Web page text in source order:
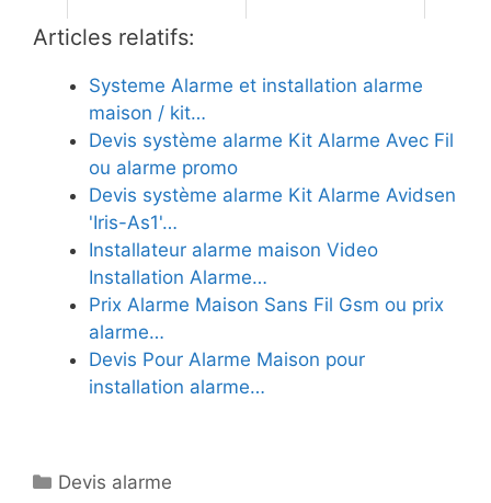
Articles relatifs:
Systeme Alarme et installation alarme
maison / kit…
Devis système alarme Kit Alarme Avec Fil
ou alarme promo
Devis système alarme Kit Alarme Avidsen
'Iris-As1'…
Installateur alarme maison Video
Installation Alarme…
Prix Alarme Maison Sans Fil Gsm ou prix
alarme…
Devis Pour Alarme Maison pour
installation alarme…
Catégories
Devis alarme